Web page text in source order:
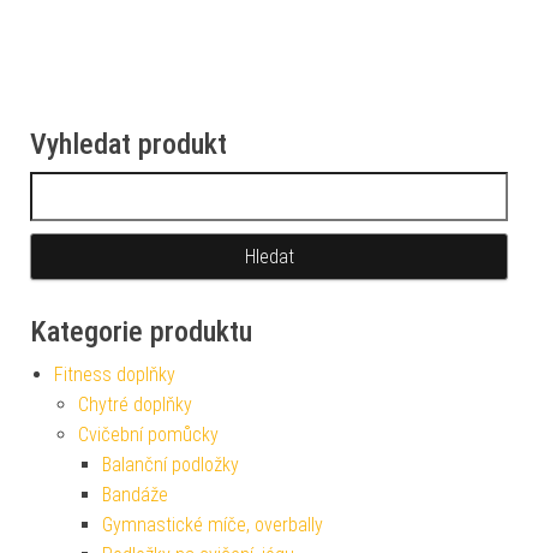
Vyhledat produkt
Kategorie produktu
Fitness doplňky
Chytré doplňky
Cvičební pomůcky
Balanční podložky
Bandáže
Gymnastické míče, overbally